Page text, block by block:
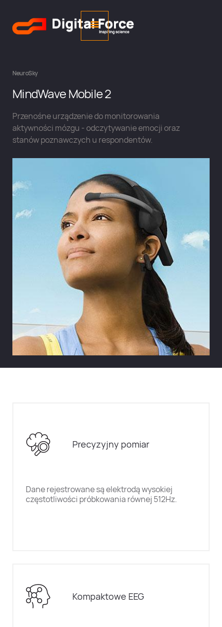
NeuroSky
MindWave Mobile 2
Przenośne urządzenie do monitorowania
aktywności mózgu - odczytywanie emocji oraz
stanów poznawczych u respondentów.
Precyzyjny pomiar
Dane rejestrowane są elektrodą wysokiej
częstotliwości próbkowania równej 512Hz.
Kompaktowe EEG